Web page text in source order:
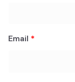
Email *